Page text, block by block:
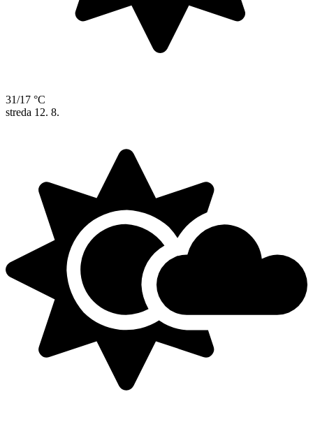
31/17 °C
streda 12. 8.